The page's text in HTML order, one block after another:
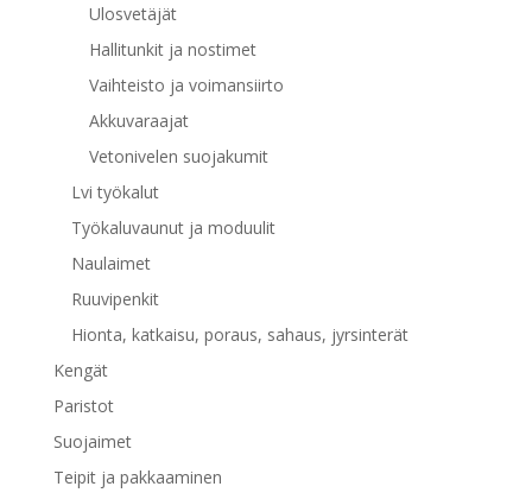
Ulosvetäjät
Hallitunkit ja nostimet
Vaihteisto ja voimansiirto
Akkuvaraajat
Vetonivelen suojakumit
Lvi työkalut
Työkaluvaunut ja moduulit
Naulaimet
Ruuvipenkit
Hionta, katkaisu, poraus, sahaus, jyrsinterät
Kengät
Paristot
Suojaimet
Teipit ja pakkaaminen